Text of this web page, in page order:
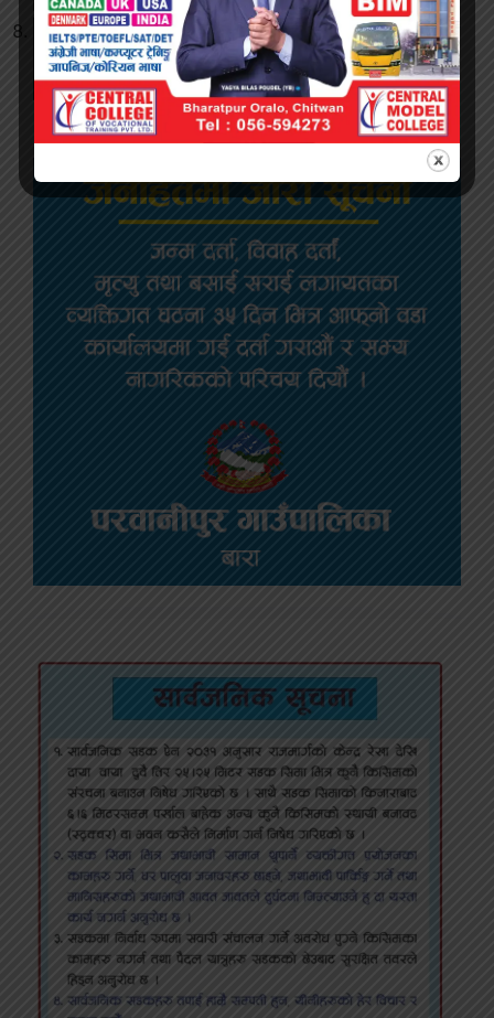
सिरहामा प्रहरीको गोली प्रहारपछि ६ जना लागूऔषध
कारोबारी पक्राउ, दुई जना घाइते
२ हप्ता अघि